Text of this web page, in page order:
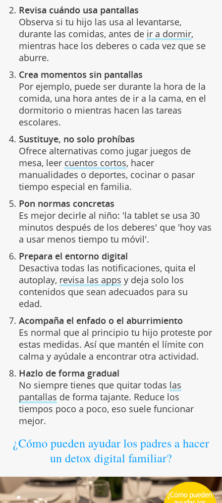
Revisa cuándo usa pantallas
Observa si tu hijo las usa al levantarse,
durante las comidas, antes de ir a dormir,
mientras hace los deberes o cada vez que se
aburre.
Crea momentos sin pantallas
Por ejemplo, puede ser durante la hora de la
comida, una hora antes de ir a la cama, en el
dormitorio o mientras hacen las tareas
escolares.
Sustituye, no solo prohíbas
Ofrece alternativas como jugar juegos de
mesa, leer cuentos cortos, hacer
manualidades o deportes, cocinar o pasar
tiempo especial en familia.
Pon normas concretas
Es mejor decirle al niño: 'la tablet se usa 30
minutos después de los deberes' que 'hoy vas
a usar menos tiempo tu móvil'.
Prepara el entorno digital
Desactiva todas las notificaciones, quita el
autoplay, revisa las apps y deja solo los
contenidos que sean adecuados para su
edad.
Acompaña el enfado o el aburrimiento
Es normal que al principio tu hijo proteste por
estas medidas. Así que mantén el límite con
calma y ayúdale a encontrar otra actividad.
Hazlo de forma gradual
No siempre tienes que quitar todas las
pantallas de forma tajante. Reduce los
tiempos poco a poco, eso suele funcionar
mejor.
¿Cómo pueden ayudar los padres a hacer
un detox digital familiar?